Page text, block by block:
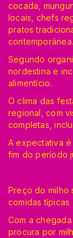
cocada,
locais, chefs
pratos
contemporânea.
Segundo
nordestina e
alimentício.
O clima das
regional, com
completas,
A expectativa
fim do período
Preço do milho
comidas típicas
Com a
procura por